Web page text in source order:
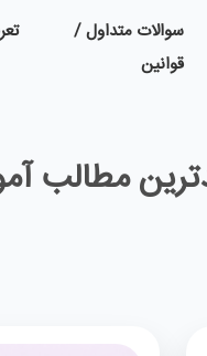
سوالات متداول /
قوانین
مطالب